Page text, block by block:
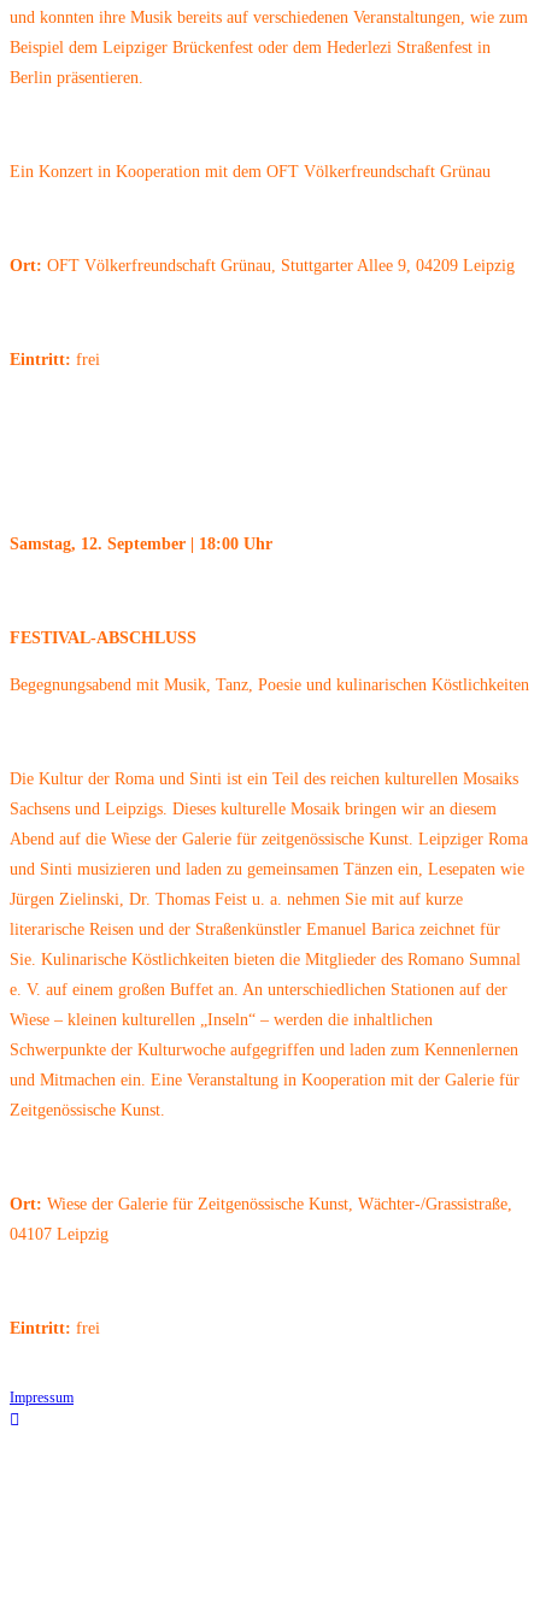
und konnten ihre Musik bereits auf verschiedenen Veranstaltungen, wie zum
Beispiel dem Leipziger Brückenfest oder dem Hederlezi Straßenfest in
Berlin präsentieren.
Ein Konzert in Kooperation mit dem OFT Völkerfreundschaft Grünau
Ort: OFT Völkerfreundschaft Grünau, Stuttgarter Allee 9, 04209 Leipzig
Eintritt: frei
Samstag, 12. September | 18:00 Uhr
FESTIVAL-ABSCHLUSS
Begegnungsabend mit Musik, Tanz, Poesie und kulinarischen Köstlichkeiten
Die Kultur der Roma und Sinti ist ein Teil des reichen kulturellen Mosaiks
Sachsens und Leipzigs. Dieses kulturelle Mosaik bringen wir an diesem
Abend auf die Wiese der Galerie für zeitgenössische Kunst. Leipziger Roma
und Sinti musizieren und laden zu gemeinsamen Tänzen ein, Lesepaten wie
Jürgen Zielinski, Dr. Thomas Feist u. a. nehmen Sie mit auf kurze
literarische Reisen und der Straßenkünstler Emanuel Barica zeichnet für
Sie. Kulinarische Köstlichkeiten bieten die Mitglieder des Romano Sumnal
e. V. auf einem großen Buffet an. An unterschiedlichen Stationen auf der
Wiese – kleinen kulturellen „Inseln“ – werden die inhaltlichen
Schwerpunkte der Kulturwoche aufgegriffen und laden zum Kennenlernen
und Mitmachen ein. Eine Veranstaltung in Kooperation mit der Galerie für
Zeitgenössische Kunst.
Ort: Wiese der Galerie für Zeitgenössische Kunst, Wächter-/Grassistraße,
04107 Leipzig
Eintritt: frei
Impressum